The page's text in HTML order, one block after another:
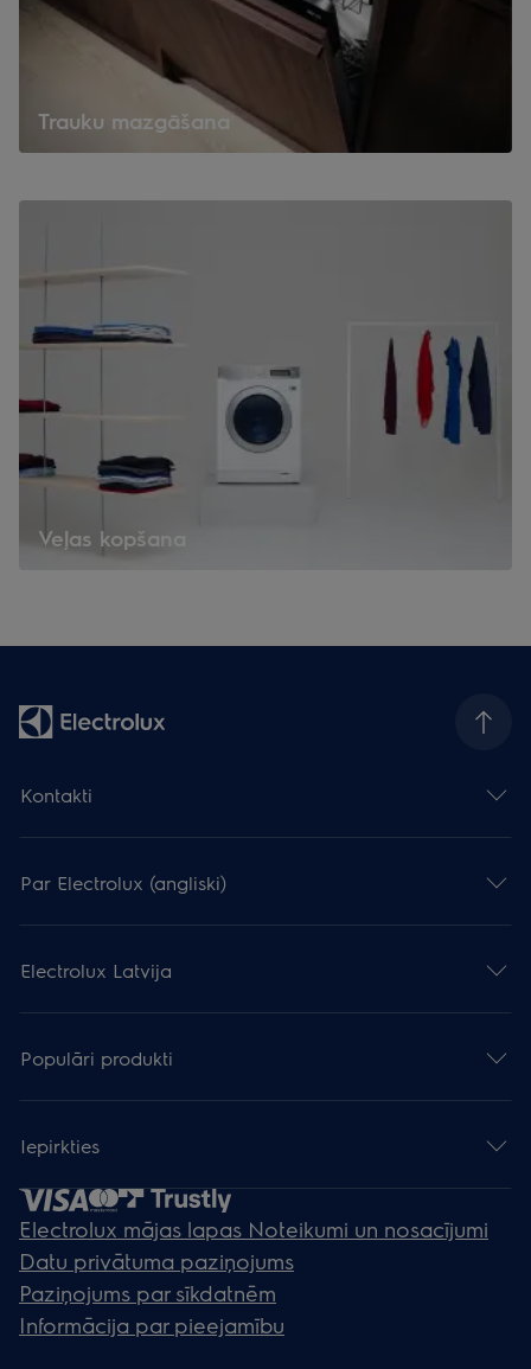
Trauku mazgāšana
Veļas kopšana
Kontakti
Par Electrolux (angliski)
Electrolux Latvija
Populāri produkti
Iepirkties
Electrolux mājas lapas Noteikumi un nosacījumi
Datu privātuma paziņojums
Paziņojums par sīkdatnēm
Informācija par pieejamību